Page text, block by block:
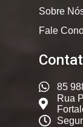
Sobre
Fale
85
Rua